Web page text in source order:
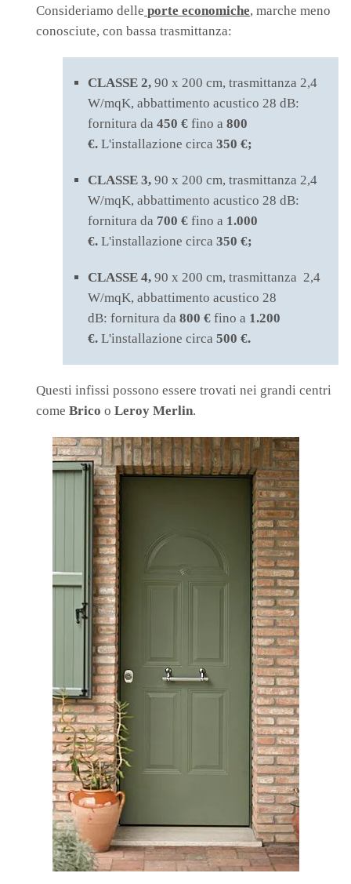
Consideriamo delle porte economiche, marche meno
conosciute, con bassa trasmittanza:
CLASSE 2, 90 x 200 cm, trasmittanza 2,4
W/mqK, abbattimento acustico 28 dB:
fornitura da 450 € fino a 800
€. L'installazione circa 350 €;
CLASSE 3, 90 x 200 cm, trasmittanza 2,4
W/mqK, abbattimento acustico 28 dB:
fornitura da 700 € fino a 1.000
€. L'installazione circa 350 €;
CLASSE 4, 90 x 200 cm, trasmittanza 2,4
W/mqK, abbattimento acustico 28
dB: fornitura da 800 € fino a 1.200
€. L'installazione circa 500 €.
Questi infissi possono essere trovati nei grandi centri
come Brico o Leroy Merlin.